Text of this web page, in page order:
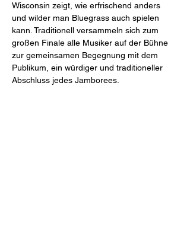
Wisconsin zeigt, wie erfrischend anders
und wilder man Bluegrass auch spielen
kann. Traditionell versammeln sich zum
großen Finale alle Musiker auf der Bühne
zur gemeinsamen Begegnung mit dem
Publikum, ein würdiger und traditioneller